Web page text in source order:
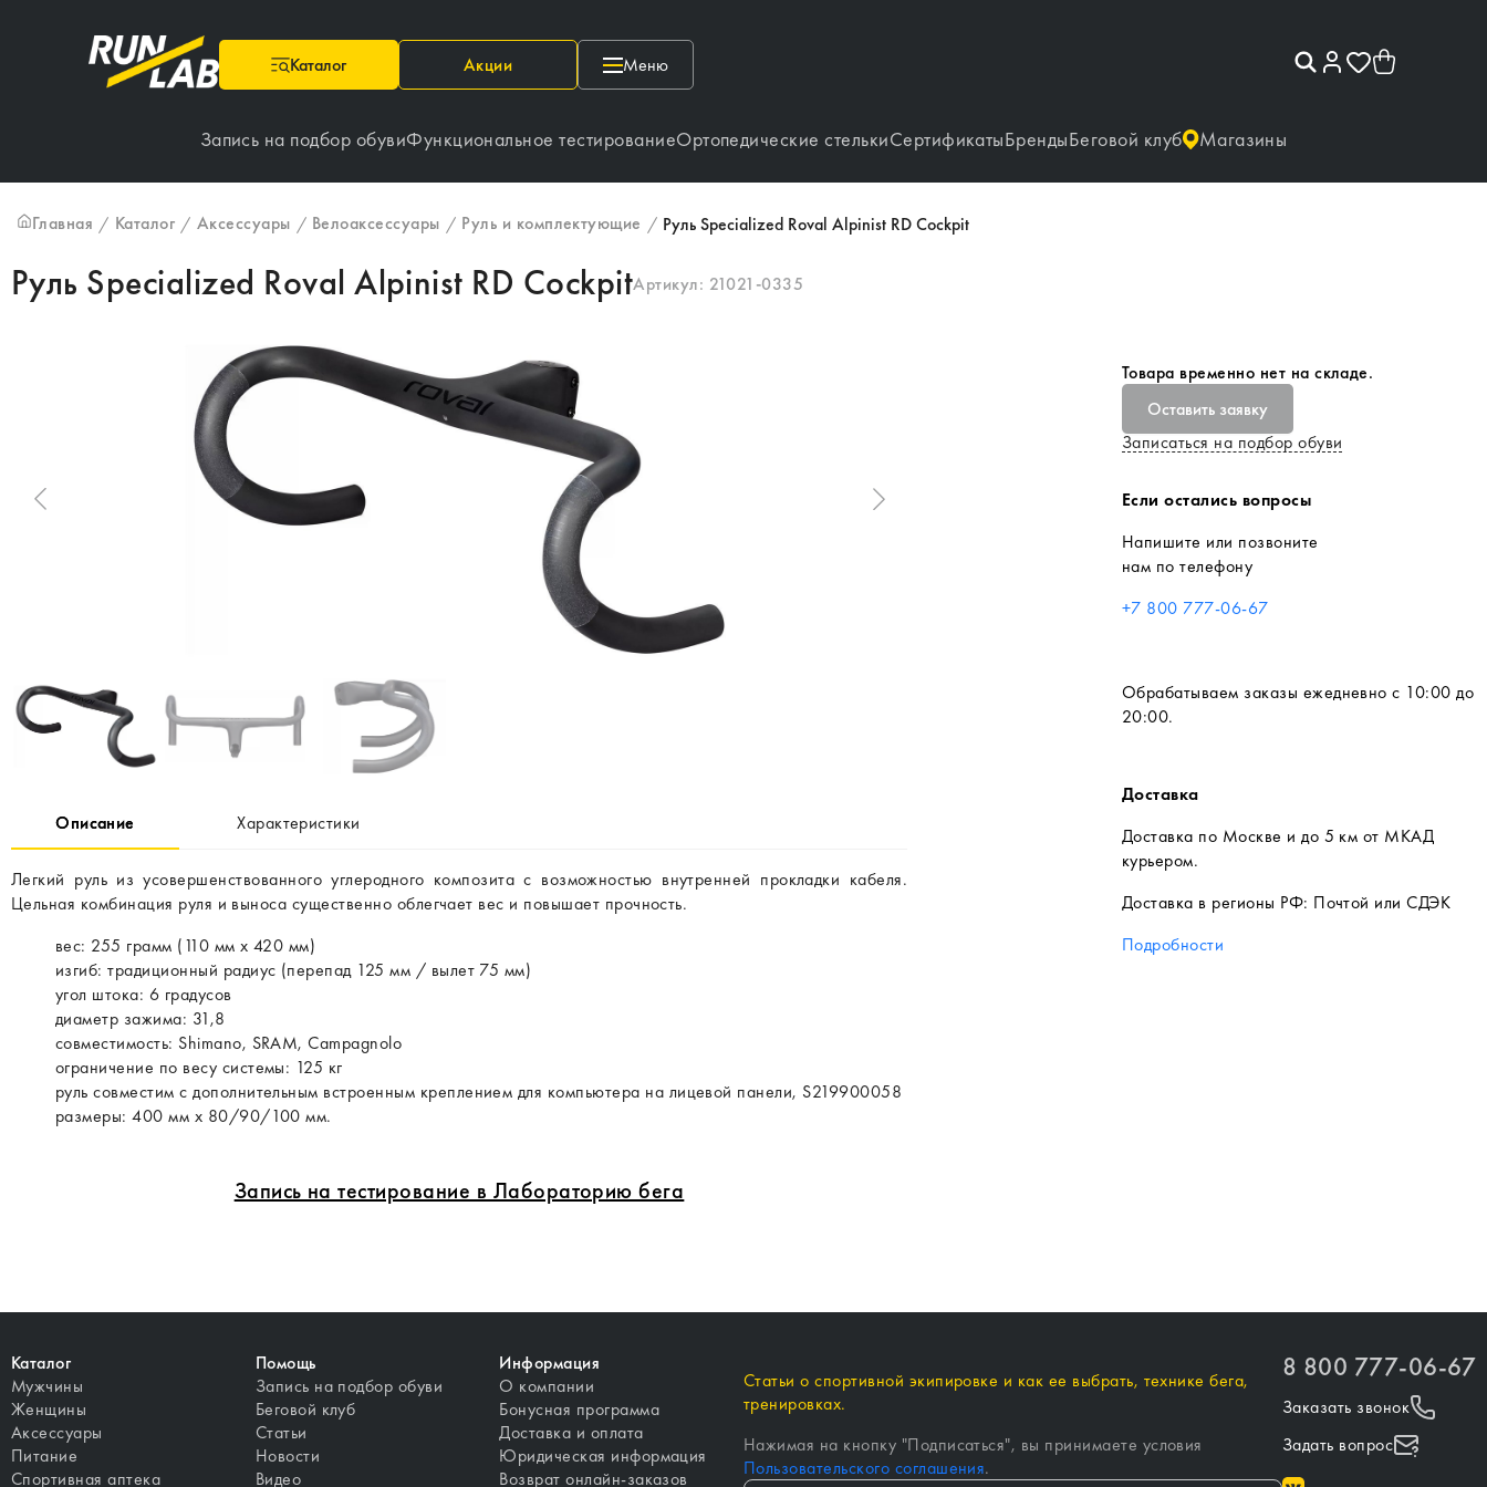
Каталог Акции Меню
Запись на подбор обувиФункциональное тестированиеОртопедические стелькиСертификатыБрендыБеговой клуб Магазины
Главная / Каталог / Аксессуары / Велоаксессуары / Руль и комплектующие / Руль Specialized Roval Alpinist RD Cockpit
Руль Specialized Roval Alpinist RD CockpitАртикул: 21021-0335
Описание Характеристики
Легкий руль из усовершенствованного углеродного композита с возможностью внутренней прокладки кабеля.
Цельная комбинация руля и выноса существенно облегчает вес и повышает прочность.
вес: 255 грамм (110 мм x 420 мм)
изгиб: традиционный радиус (перепад 125 мм / вылет 75 мм)
угол штока: 6 градусов
диаметр зажима: 31,8
совместимость: Shimano, SRAM, Campagnolo
ограничение по весу системы: 125 кг
руль совместим с дополнительным встроенным креплением для компьютера на лицевой панели, S219900058
размеры: 400 мм х 80/90/100 мм.
Запись на тестирование в Лабораторию бега
Товара временно нет на складе.
Оставить заявку
Записаться на подбор обуви
Если остались вопросы
Напишите или позвоните
нам по телефону
+7 800 777-06-67
Обрабатываем заказы ежедневно с 10:00 до
20:00.
Доставка
Доставка по Москве и до 5 км от МКАД
курьером.
Доставка в регионы РФ: Почтой или СДЭК
Подробности
Каталог
Мужчины
Женщины
Аксессуары
Питание
Спортивная аптека
Помощь
Запись на подбор обуви
Беговой клуб
Статьи
Новости
Видео
Информация
О компании
Бонусная программа
Доставка и оплата
Юридическая информация
Возврат онлайн-заказов
Статьи о спортивной экипировке и как ее выбрать, технике бега,
тренировках.
Нажимая на кнопку "Подписаться", вы принимаете условия
Пользовательского соглашения.
8 800 777-06-67
Заказать звонок
Задать вопрос